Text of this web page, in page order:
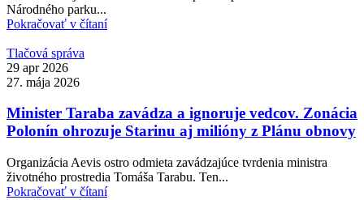
Národného parku...
Pokračovať v čítaní
Tlačová správa
29 apr 2026
27. mája 2026
Minister Taraba zavádza a ignoruje vedcov. Zonácia
Polonín ohrozuje Starinu aj milióny z Plánu obnovy
Organizácia Aevis ostro odmieta zavádzajúce tvrdenia ministra
životného prostredia Tomáša Tarabu. Ten...
Pokračovať v čítaní